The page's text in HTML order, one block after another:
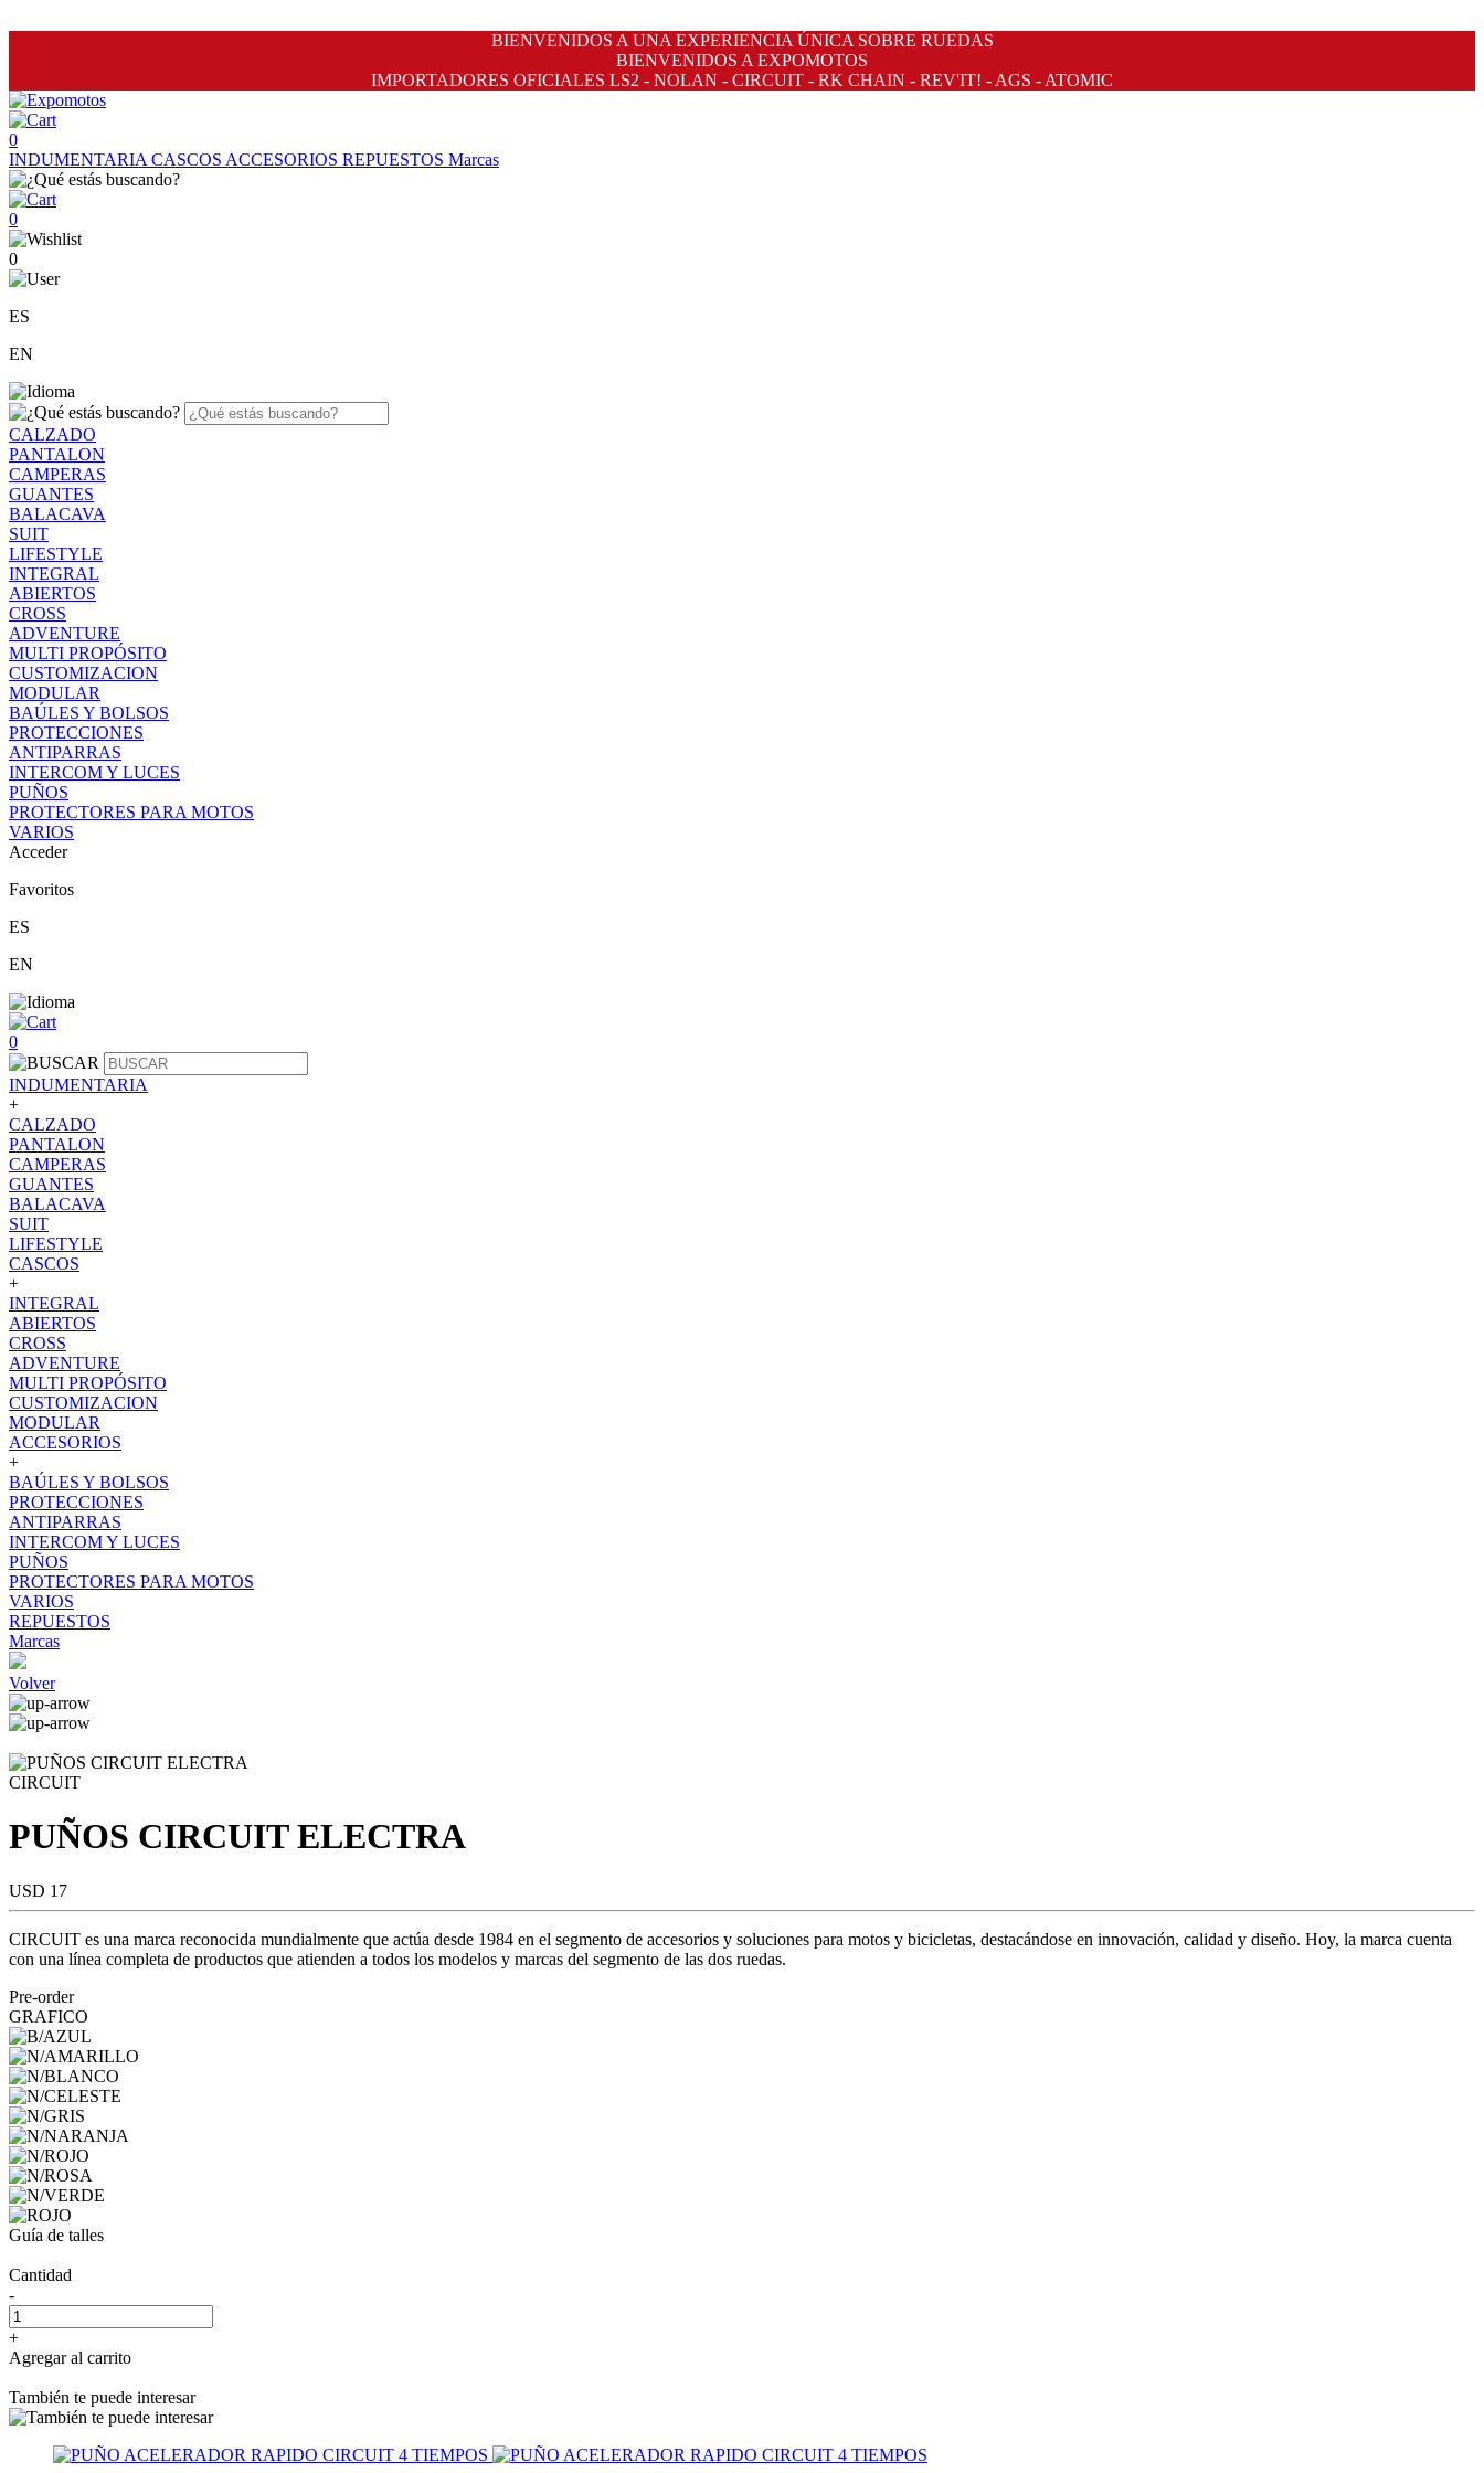
BIENVENIDOS A UNA EXPERIENCIA ÚNICA SOBRE RUEDAS
BIENVENIDOS A EXPOMOTOS
IMPORTADORES OFICIALES LS2 - NOLAN - CIRCUIT - RK CHAIN - REV'IT! - AGS - ATOMIC
0
INDUMENTARIA CASCOS ACCESORIOS REPUESTOS Marcas
0
0
ES
EN
CALZADO
PANTALON
CAMPERAS
GUANTES
BALACAVA
SUIT
LIFESTYLE
INTEGRAL
ABIERTOS
CROSS
ADVENTURE
MULTI PROPÓSITO
CUSTOMIZACION
MODULAR
BAÚLES Y BOLSOS
PROTECCIONES
ANTIPARRAS
INTERCOM Y LUCES
PUÑOS
PROTECTORES PARA MOTOS
VARIOS
Acceder
Favoritos
ES
EN
0
INDUMENTARIA
+
CALZADO
PANTALON
CAMPERAS
GUANTES
BALACAVA
SUIT
LIFESTYLE
CASCOS
+
INTEGRAL
ABIERTOS
CROSS
ADVENTURE
MULTI PROPÓSITO
CUSTOMIZACION
MODULAR
ACCESORIOS
+
BAÚLES Y BOLSOS
PROTECCIONES
ANTIPARRAS
INTERCOM Y LUCES
PUÑOS
PROTECTORES PARA MOTOS
VARIOS
REPUESTOS
Marcas
Volver
CIRCUIT
PUÑOS CIRCUIT ELECTRA
USD 17
CIRCUIT es una marca reconocida mundialmente que actúa desde 1984 en el segmento de accesorios y soluciones para motos y bicicletas, destacándose en innovación, calidad y diseño. Hoy, la marca cuenta
con una línea completa de productos que atienden a todos los modelos y marcas del segmento de las dos ruedas.
Pre-order
GRAFICO
Guía de talles
Cantidad
-
+
Agregar al carrito
También te puede interesar